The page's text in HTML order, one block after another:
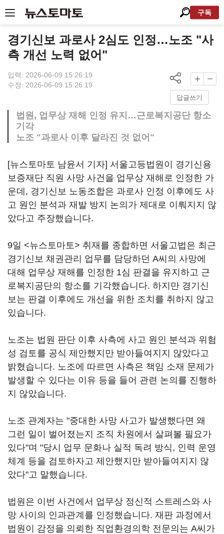
구독
경기신보 과로사 2심도 인정…노조 "사
측 개선 노력 없어"
입력: 2026-06-09 15:26:19
수정: 2026-06-09 15:26:19
답글쓰기
법원, 업무상 재해 인정 유지…근로복지공단 항소
기각
노조 "과로사 이후 달라진 것 없어"
[뉴스토마토 남윤서 기자] 서울고등법원이 경기신용
보증재단 직원 사망 사건을 업무상 재해로 인정한 가
운데, 경기신보 노동조합은 과로사 인정 이후에도 사
고 원인 분석과 재발 방지 논의가 제대로 이뤄지지 않
았다고 주장했습니다.
9일 <뉴스토마토> 취재를 종합하면 서울고법은 최근
경기신보 채권관리 업무를 담당하던 A씨의 사망에
대해 업무상 재해를 인정한 1심 판결을 유지하고 근
로복지공단의 항소를 기각했습니다. 하지만 경기신
보는 판결 이후에도 개선을 위한 조치를 취하지 않고
있습니다.
노조는 법원 판단 이후 사측에 사고 원인 분석과 위험
성 검토를 공식 제안했지만 받아들여지지 않았다고
밝혔습니다. 노조에 따르면 사측은 책임 소재 문제가
발생할 수 있다는 이유 등을 들어 관련 논의를 진행하
지 않았습니다.
노조 관계자는 "중대한 사망 사고가 발생했다면 왜
그런 일이 벌어졌는지 조직 차원에서 살펴볼 필요가
있다"며 "당시 업무 문화나 실적 독려 방식, 인력 운영
체계 등을 검토하자고 제안했지만 받아들여지지 않
았다"고 말했습니다.
법원은 이번 사건에서 업무상 정신적 스트레스와 사
망 사이의 인과관계를 인정했습니다. 재판 과정에서
법원이 감정을 의뢰한 직업환경의학 전문의는 A씨가